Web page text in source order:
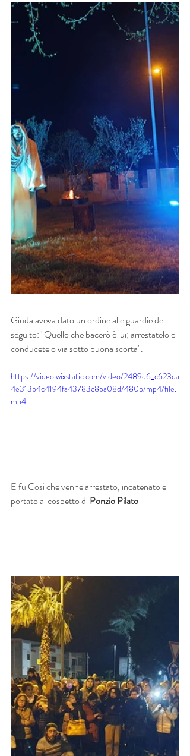
Giuda aveva dato un ordine alle guardie del
seguito: "Quello che bacerò è lui; arrestatelo e
conducetelo via sotto buona scorta".
https://video.wixstatic.com/video/2489d6_c623da
4e313b4c4194fa43783c8ba08d/480p/mp4/file.
mp4
E fu Così che venne arrestato, incatenato e
portato al cospetto di Ponzio Pilato